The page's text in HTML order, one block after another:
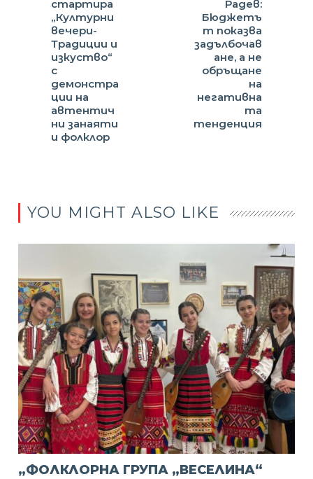
стартира
„Културни
вечери-
Традиции и
изкуство“
с
демонстра
ции на
автентич
ни занаяти
и фолклор
Радев:
Бюджетъ
т показва
задълбочав
ане, а не
обръщане
на
негативна
та
тенденция
YOU MIGHT ALSO LIKE
„ФОЛКЛОРНА ГРУПА „ВЕСЕЛИНА“